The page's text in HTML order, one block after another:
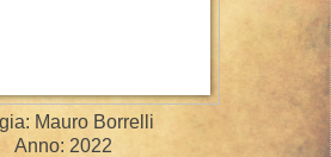
Mauro Borrelli
Anno: 2022